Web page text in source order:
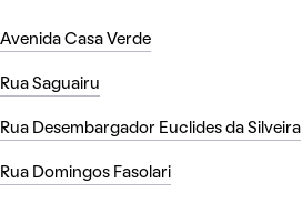
Avenida Casa Verde
Rua Saguairu
Rua Desembargador Euclides da Silveira
Rua Domingos Fasolari